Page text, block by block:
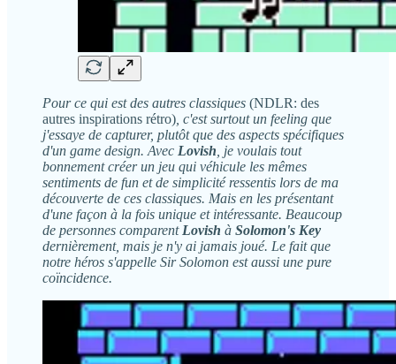
Pour ce qui est des autres classiques (NDLR: des
autres inspirations rétro) , c'est surtout un feeling que
j'essaye de capturer, plutôt que des aspects spécifiques
d'un game design. Avec Lovish , je voulais tout
bonnement créer un jeu qui véhicule les mêmes
sentiments de fun et de simplicité ressentis lors de ma
découverte de ces classiques. Mais en les présentant
d'une façon à la fois unique et intéressante. Beaucoup
de personnes comparent Lovish à Solomon's Key
dernièrement, mais je n'y ai jamais joué. Le fait que
notre héros s'appelle Sir Solomon est aussi une pure
coïncidence.